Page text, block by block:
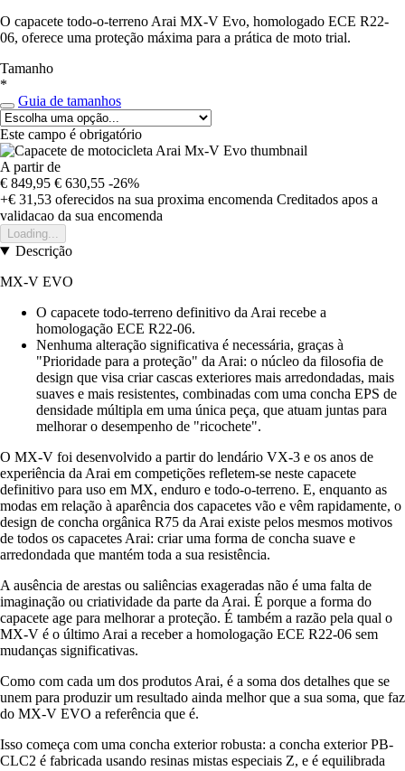
O capacete todo-o-terreno Arai MX-V Evo, homologado ECE R22-
06, oferece uma proteção máxima para a prática de moto trial.
Tamanho
*
Guia de tamanhos
Este campo é obrigatório
A partir de
€ 849,95 € 630,55 -26%
+€ 31,53 oferecidos na sua proxima encomenda Creditados apos a
validacao da sua encomenda
Loading...
Descrição
MX-V EVO
O capacete todo-terreno definitivo da Arai recebe a
homologação ECE R22-06.
Nenhuma alteração significativa é necessária, graças à
"Prioridade para a proteção" da Arai: o núcleo da filosofia de
design que visa criar cascas exteriores mais arredondadas, mais
suaves e mais resistentes, combinadas com uma concha EPS de
densidade múltipla em uma única peça, que atuam juntas para
melhorar o desempenho de "ricochete".
O MX-V foi desenvolvido a partir do lendário VX-3 e os anos de
experiência da Arai em competições refletem-se neste capacete
definitivo para uso em MX, enduro e todo-o-terreno. E, enquanto as
modas em relação à aparência dos capacetes vão e vêm rapidamente, o
design de concha orgânica R75 da Arai existe pelos mesmos motivos
de todos os capacetes Arai: criar uma forma de concha suave e
arredondada que mantém toda a sua resistência.
A ausência de arestas ou saliências exageradas não é uma falta de
imaginação ou criatividade da parte da Arai. É porque a forma do
capacete age para melhorar a proteção. É também a razão pela qual o
MX-V é o último Arai a receber a homologação ECE R22-06 sem
mudanças significativas.
Como com cada um dos produtos Arai, é a soma dos detalhes que se
unem para produzir um resultado ainda melhor que a sua soma, que faz
do MX-V EVO a referência que é.
Isso começa com uma concha exterior robusta: a concha exterior PB-
CLC2 é fabricada usando resinas mistas especiais Z, e é equilibrada